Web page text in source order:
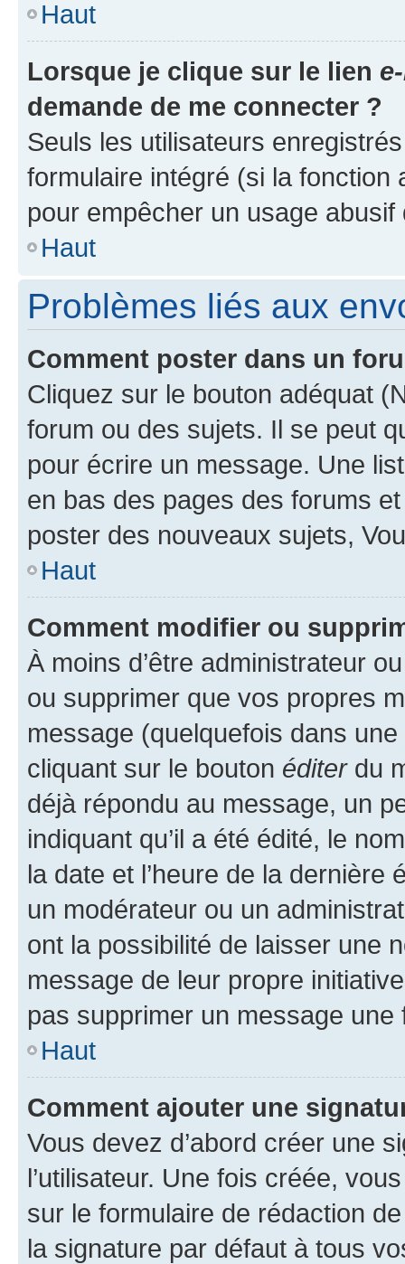
Haut
Lorsque je clique sur le lien
demande de me connecter ?
Seuls les utilisateurs
formulaire intégré (si la fonction
pour empêcher un usage
Haut
Problèmes liés aux
Comment poster dans un
Cliquez sur le bouton adéquat
forum ou des sujets. Il se peut
pour écrire un message. Une
en bas des pages des forums
poster des nouveaux sujets,
Haut
Comment modifier ou
À moins d’être administrateur
ou supprimer que vos propres
message (quelquefois dans
cliquant sur le bouton éditerdu
déjà répondu au message, un
indiquant qu’il a été édité, le
la date et l’heure de la dernière
un modérateur ou un
ont la possibilité de laisser une
message de leur propre
pas supprimer un message une
Haut
Comment ajouter une
Vous devez d’abord créer une
l’utilisateur. Une fois créée,
sur le formulaire de rédaction
la signature par défaut à tous